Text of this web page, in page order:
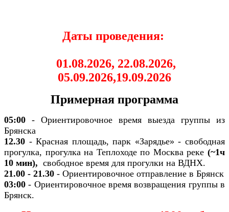
Даты проведения:
01.08.2026, 22.08.2026,
05.09.2026,19.09.2026
Примерная программа
05:00 - Ориентировочное время выезда группы из
Брянска
12.30 - Красная площадь, парк «Зарядье» - свободная
прогулка, прогулка на Теплоходе по Москва реке (~1ч
10 мин), свободное время для прогулки на ВДНХ.
21.00 - 21.30 - Ориентировочное отправление в Брянск
03:00- Ориентировочное время возвращения группы в
Брянск.